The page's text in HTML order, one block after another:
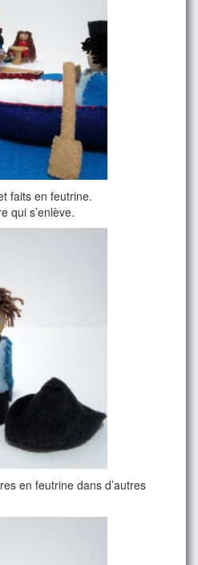
faits en feutrine.
qui s’enlève.
en feutrine dans d’autres